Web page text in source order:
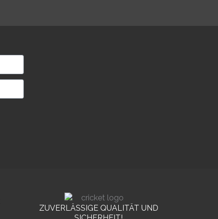
ZUVERLÄSSIGE QUALITÄT UND